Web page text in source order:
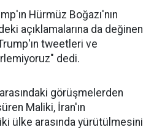
Hürmüz Boğazı'nın
açıklamalarına da değinen
tweetleri ve
dedi.
görüşmelerden
Maliki, İran'ın
ülke arasında yürütülmesini